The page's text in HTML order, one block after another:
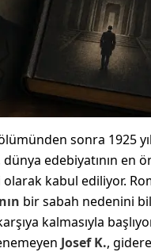
sonra 1925
dünya edebiyatının en
kabul ediliyor.
bir sabah nedenini
kalmasıyla
Josef K.,